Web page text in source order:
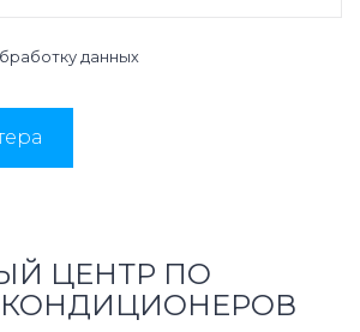
данных
ЦЕНТР ПО